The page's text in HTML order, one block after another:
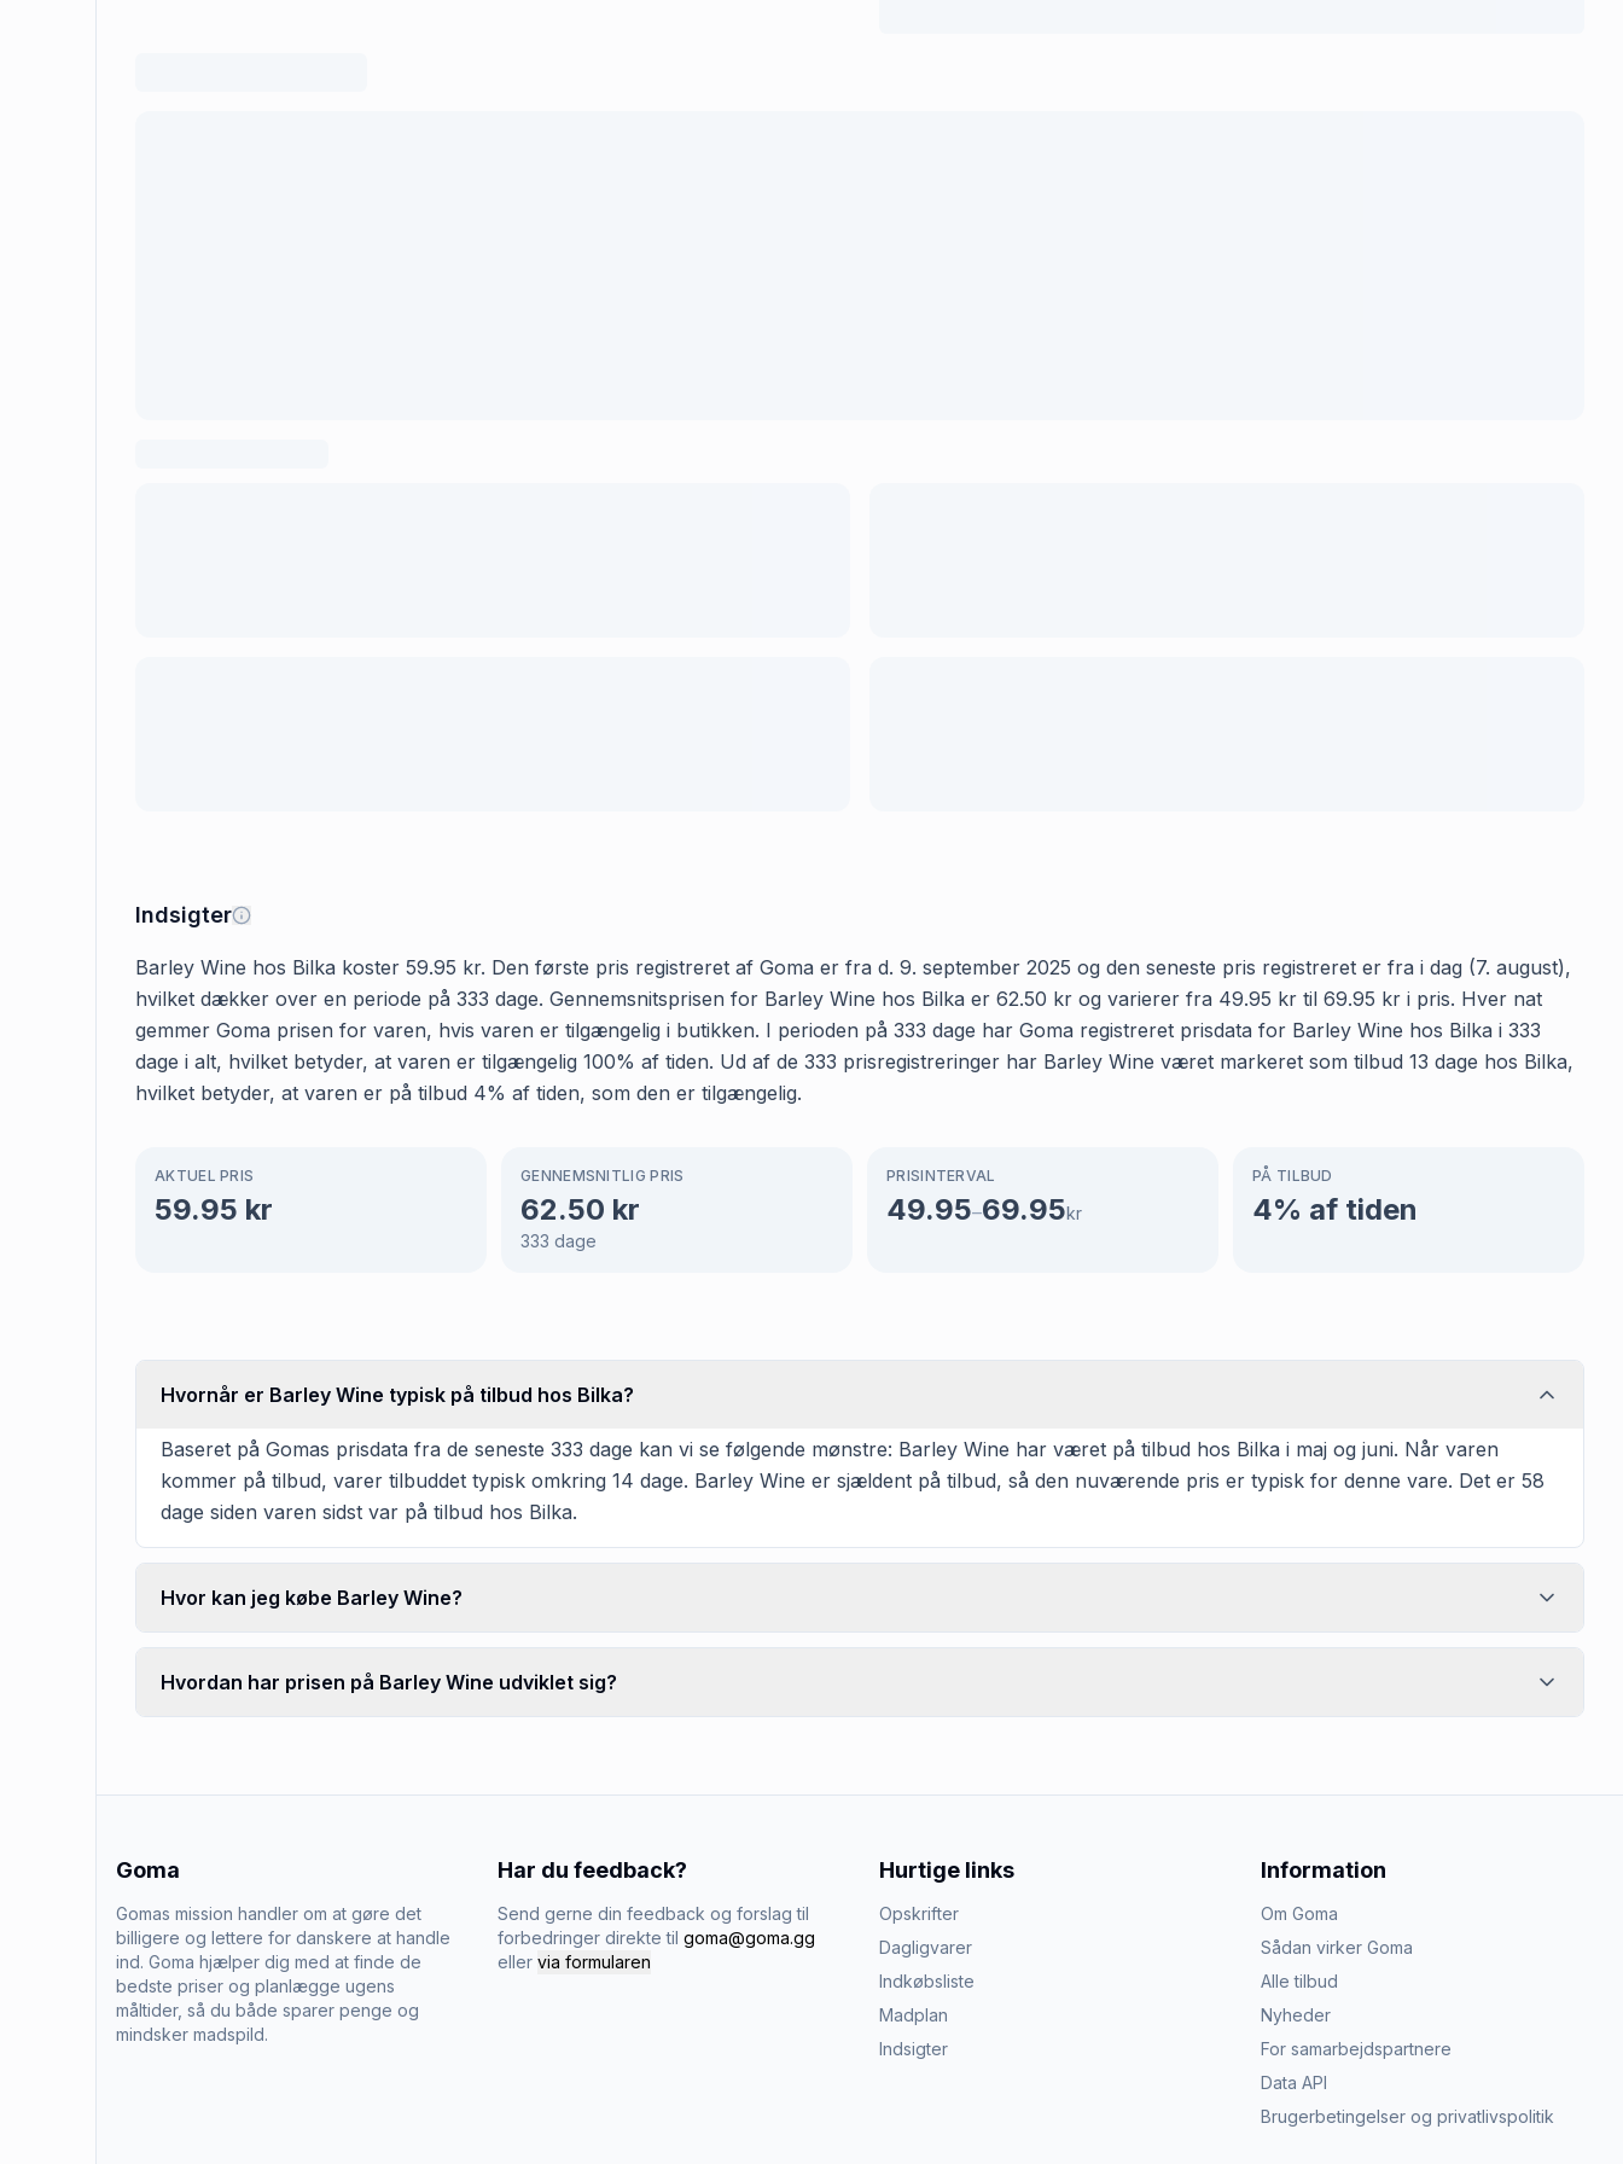
Indsigter
Barley Wine hos Bilka koster 59.95 kr. Den første pris registreret af Goma er fra d. 9. september 2025 og den seneste pris registreret er fra i dag (7. august),
hvilket dækker over en periode på 333 dage. Gennemsnitsprisen for Barley Wine hos Bilka er 62.50 kr og varierer fra 49.95 kr til 69.95 kr i pris. Hver nat
gemmer Goma prisen for varen, hvis varen er tilgængelig i butikken. I perioden på 333 dage har Goma registreret prisdata for Barley Wine hos Bilka i 333
dage i alt, hvilket betyder, at varen er tilgængelig 100% af tiden. Ud af de 333 prisregistreringer har Barley Wine været markeret som tilbud 13 dage hos Bilka,
hvilket betyder, at varen er på tilbud 4% af tiden, som den er tilgængelig.
AKTUEL PRIS
59.95 kr
GENNEMSNITLIG PRIS
62.50 kr
333 dage
PRISINTERVAL
49.95–69.95kr
PÅ TILBUD
4% af tiden
Hvornår er Barley Wine typisk på tilbud hos Bilka?
Baseret på Gomas prisdata fra de seneste 333 dage kan vi se følgende mønstre: Barley Wine har været på tilbud hos Bilka i maj og juni. Når varen
kommer på tilbud, varer tilbuddet typisk omkring 14 dage. Barley Wine er sjældent på tilbud, så den nuværende pris er typisk for denne vare. Det er 58
dage siden varen sidst var på tilbud hos Bilka.
Hvor kan jeg købe Barley Wine?
Hvordan har prisen på Barley Wine udviklet sig?
Goma
Gomas mission handler om at gøre det
billigere og lettere for danskere at handle
ind. Goma hjælper dig med at finde de
bedste priser og planlægge ugens
måltider, så du både sparer penge og
mindsker madspild.
Har du feedback?
Send gerne din feedback og forslag til
forbedringer direkte til goma@goma.gg
eller via formularen
Hurtige links
Opskrifter
Dagligvarer
Indkøbsliste
Madplan
Indsigter
Information
Om Goma
Sådan virker Goma
Alle tilbud
Nyheder
For samarbejdspartnere
Data API
Brugerbetingelser og privatlivspolitik